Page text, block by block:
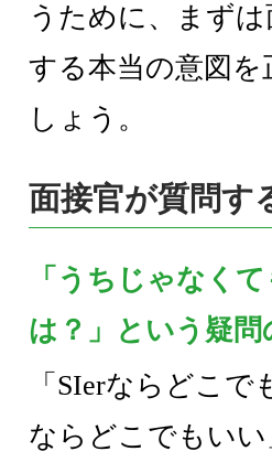
うために、まず
する本当の意図を
しょう。
面接官が質問す
「うちじゃなく
は？」という疑問
「SIerならどこ
ならどこでもい